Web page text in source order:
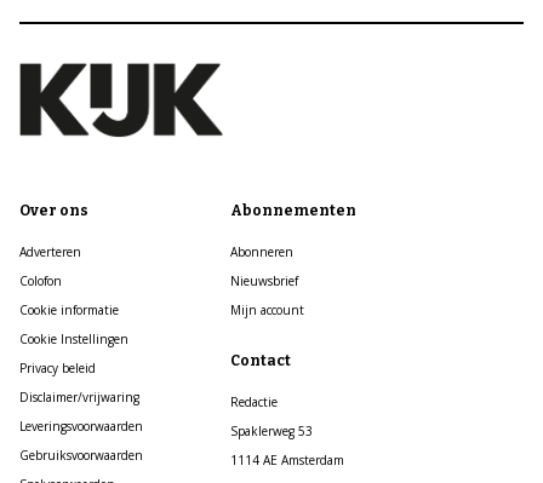
Over ons
Adverteren
Colofon
Cookie informatie
Cookie Instellingen
Privacy beleid
Disclaimer/vrijwaring
Leveringsvoorwaarden
Gebruiksvoorwaarden
Abonnementen
Abonneren
Nieuwsbrief
Mijn account
Contact
Redactie
Spaklerweg 53
1114 AE Amsterdam